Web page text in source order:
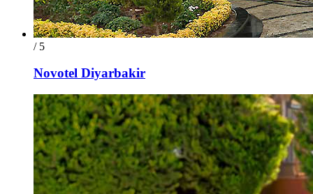
/ 5
Novotel Diyarbakir